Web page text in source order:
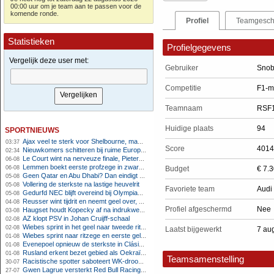
00:00 uur om je team aan te passen voor de
komende ronde.
Statistieken
Vergelijk deze user met:
sportnieuws
03:37 Ajax veel te sterk voor Shelbourne, maar houdt schade beperkt
02:34 Nieuwkomers schitteren bij ruime Europese zege FC Twente
06-08 Le Court wint na nerveuze finale, Pieterse derde
06-08 Lemmen boekt eerste profzege in zware Ronde van Polen-rit
05-08 Geen Qatar en Abu Dhabi? Dan eindigt Formule 1-seizoen mogelijk in Europa
05-08 Vollering de sterkste na lastige heuvelrit
05-08 Gedurfd NEC blijft overeind bij Olympiakos
04-08 Reusser wint tijdrit en neemt geel over, Nooijen knap tweede
03-08 Haugset houdt Kopecky af na indrukwekkende solo van 86 kilometer
02-08 AZ klopt PSV in Johan Cruijff-schaal
02-08 Wiebes sprint in het geel naar tweede ritzege
01-08 Wiebes sprint naar ritzege en eerste gele trui in Tour Femmes
01-08 Evenepoel opnieuw de sterkste in Clásica San Sebastián
01-08 Rusland erkent bezet gebied als Oekraïens voor opheffing IOC-schorsing
30-07 Racistische spotter saboteert WK-droom van powerliftster
27-07 Gwen Lagrue versterkt Red Bull Racing vanaf 2027
Profiel
Profielgegevens
Gebruiker
Competitie F1-
Teamnaam
Huidige plaats 94
Score 4014
Budget €
Favoriete team Audi
Profiel afgeschermd Nee
Laatst bijgewerkt 7
Teamsamenstelling